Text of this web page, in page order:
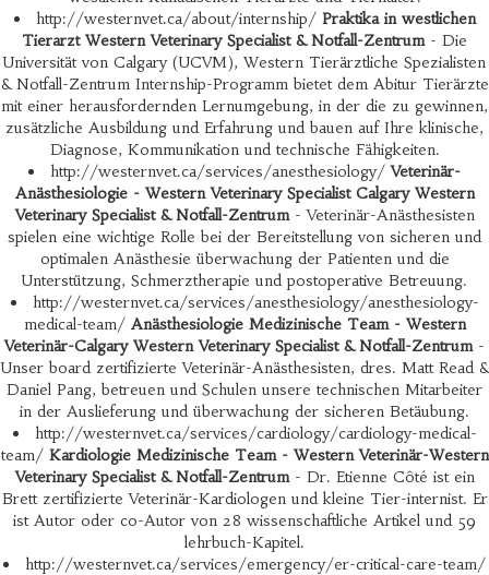
http://westernvet.ca/about/internship/ Praktika in westlichen
Tierarzt Western Veterinary Specialist & Notfall-Zentrum- Die
Universität von Calgary (UCVM), Western Tierärztliche Spezialisten
& Notfall-Zentrum Internship-Programm bietet dem Abitur Tierärzte
mit einer herausfordernden Lernumgebung, in der die zu gewinnen,
zusätzliche Ausbildung und Erfahrung und bauen auf Ihre klinische,
Diagnose, Kommunikation und technische Fähigkeiten.
http://westernvet.ca/services/anesthesiology/Veterinär-
Anästhesiologie - Western Veterinary Specialist Calgary Western
Veterinary Specialist & Notfall-Zentrum- Veterinär-Anästhesisten
spielen eine wichtige Rolle bei der Bereitstellung von sicheren und
optimalen Anästhesie überwachung der Patienten und die
Unterstützung, Schmerztherapie und postoperative Betreuung.
http://westernvet.ca/services/anesthesiology/anesthesiology-
medical-team/ Anästhesiologie Medizinische Team - Western
Veterinär-Calgary Western Veterinary Specialist & Notfall-Zentrum-
Unser board zertifizierte Veterinär-Anästhesisten, dres. Matt Read &
Daniel Pang, betreuen und Schulen unsere technischen Mitarbeiter
in der Auslieferung und überwachung der sicheren Betäubung.
http://westernvet.ca/services/cardiology/cardiology-medical-
team/ Kardiologie Medizinische Team - Western Veterinär-Western
Veterinary Specialist & Notfall-Zentrum- Dr. Etienne Côté ist ein
Brett zertifizierte Veterinär-Kardiologen und kleine Tier-internist. Er
ist Autor oder co-Autor von 28 wissenschaftliche Artikel und 59
lehrbuch-Kapitel.
http://westernvet.ca/services/emergency/er-critical-care-team/